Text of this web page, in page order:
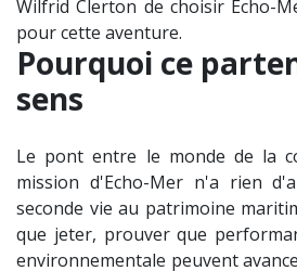
Wilfrid Clerton de choisir Echo-
pour cette aventure.
Pourquoi ce
sens
Le pont entre le monde de la
mission d'Echo-Mer n'a rien
seconde vie au patrimoine
que jeter, prouver que
environnementale peuvent